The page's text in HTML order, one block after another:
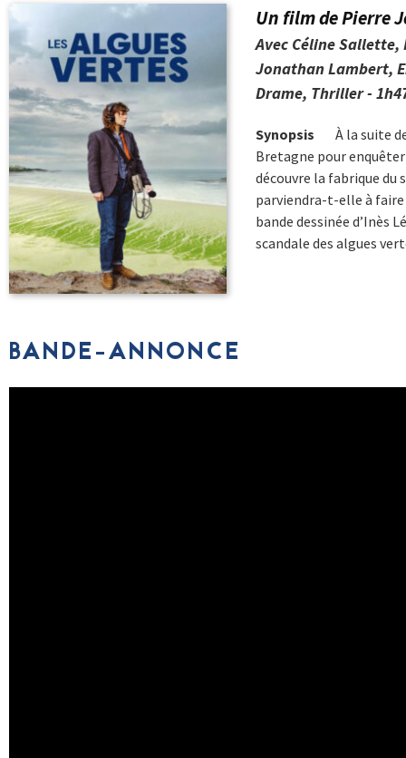
Un film de Pierre
Avec Céline
Jonathan Lambert,
Drame, Thriller -
Synopsis
À la suite
Bretagne pour
découvre la fabrique du
parviendra-t-elle à
bande dessinée d’Inès
scandale des algues
BANDE-ANNONCE